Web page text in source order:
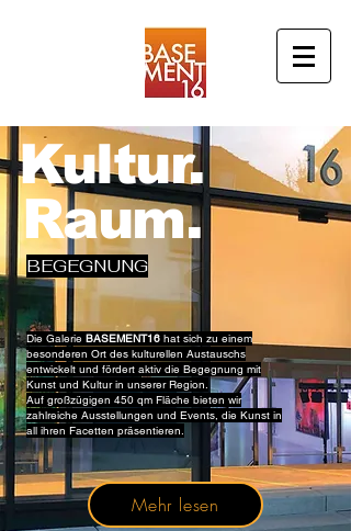
Kultur.
Raum.
BEGEGNUNG
Die Galerie BASEMENT16 hat sich zu einem
besonderen Ort des kulturellen Austauschs
entwickelt und fördert aktiv die Begegnung mit
Kunst und Kultur in unserer Region.
Auf großzügigen 450 qm Fläche bieten wir
zahlreiche Ausstellungen und Events, die Kunst in
all ihren Facetten präsentieren.
Mehr lesen